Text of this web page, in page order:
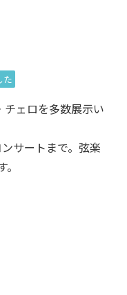
た
ェロを多数展示い
サートまで。弦楽